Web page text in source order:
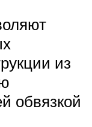
из
обвязкой